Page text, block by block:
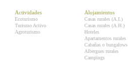
Actividades
Ecoturismo
Turismo Activo
Agroturismo
Alojamientos
Casas rurales (A.I.)
Casas rurales (A.H.)
Hoteles
Apartamentos rurales
Cabañas o bungalows
Albergues rurales
Campings